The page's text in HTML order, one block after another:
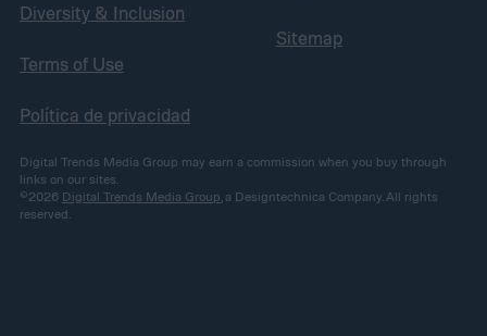
Diversity & Inclusion
Terms of Use
Política de privacidad
Sitemap
Digital Trends Media Group may earn a commission when you buy through
links on our sites.
©2026 Digital Trends Media Group, a Designtechnica Company. All rights
reserved.